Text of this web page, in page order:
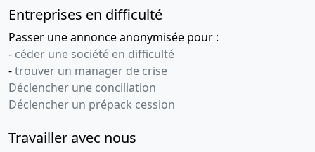
Entreprises en difficulté
Passer une annonce anonymisée pour :
- céder une société en difficulté
-trouver un manager de crise
Déclencher une conciliation
Déclencher un prépack cession
Travailler avec nous